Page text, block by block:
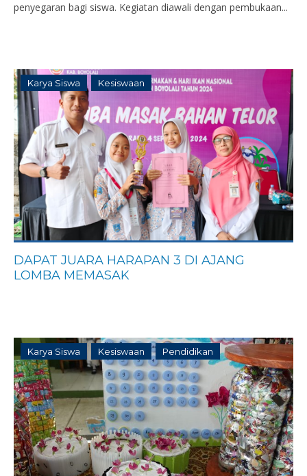
penyegaran bagi siswa. Kegiatan diawali dengan pembukaan...
Karya Siswa Kesiswaan
DAPAT JUARA HARAPAN 3 DI AJANG
LOMBA MEMASAK
Karya Siswa Kesiswaan Pendidikan